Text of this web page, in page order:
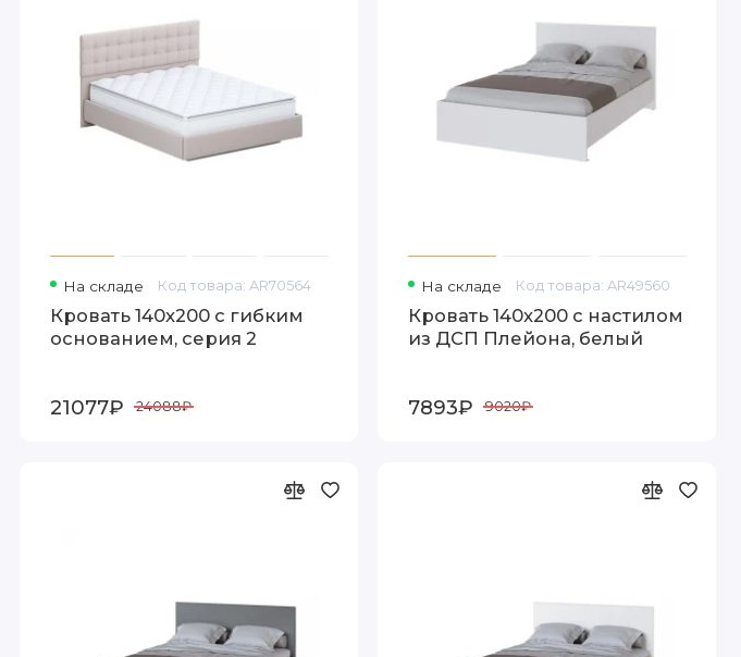
На складе Код товара: AR70564
Кровать 140x200 с гибким
основанием, серия 2
21077₽ 24088₽
На складе Код товара: AR49560
Кровать 140x200 с настилом
из ДСП Плейона, белый
7893₽ 9020₽